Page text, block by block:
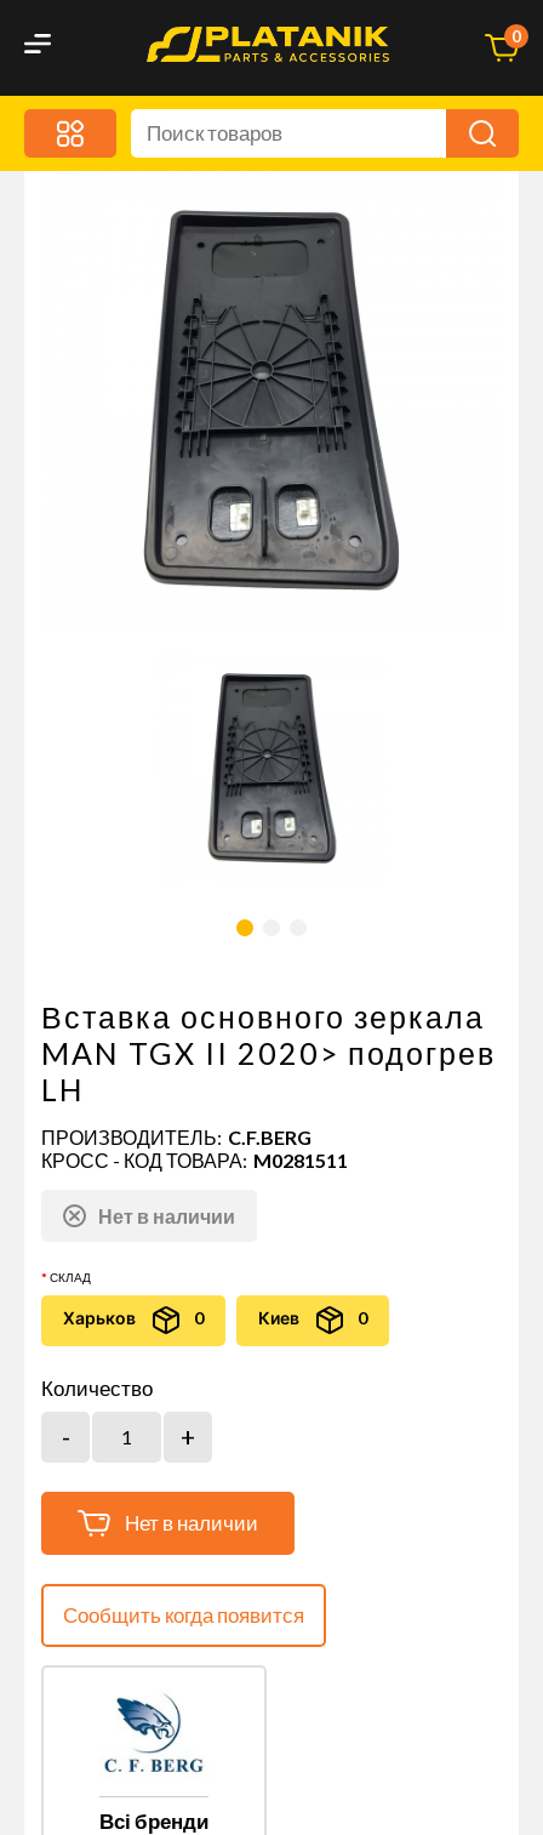
0
Меню
Акционные предложения
Дорожные аксессуары
Дорожная кухня
Автохимия и уход
Оптика и светотехника
Брызговики
Запчасти кузова и зеркала
Малый коммерческий транспорт
Маркировочные знаки и светоотражатели
Пневматические соединения
Оснащение прицепов
Автономное отопление и
кондиционировани
Стяжные ремни и тросы
Вставка основного зеркала
MAN TGX II 2020> подогрев
LH
ПРОИЗВОДИТЕЛЬ: C.F.BERG
КРОСС - КОД ТОВАРА: M0281511
Нет в наличии
СКЛАД
Харьков 0 Киев 0
Количество
Нет в наличии
Сообщить когда появится
Всі бренди